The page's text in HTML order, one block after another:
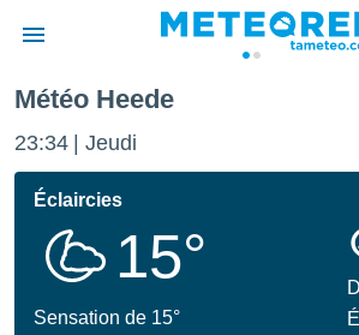
de
Météo Heede
23:34 Jeudi
Éclaircies
15°
Sensation de 15°